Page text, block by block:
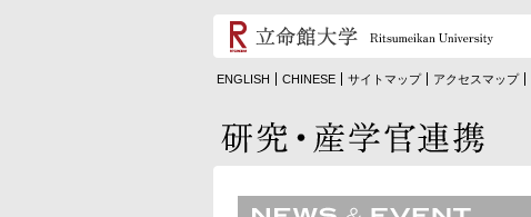
ENGLISH CHINESE サイトマップ アクセスマップ